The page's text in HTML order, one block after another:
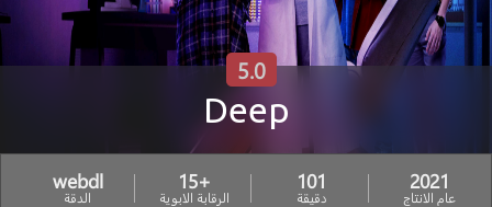
Deep
5.0
2021
عام الانتاج
101
دقيقة
+15
الرقابة الابوية
webdl
الدقة